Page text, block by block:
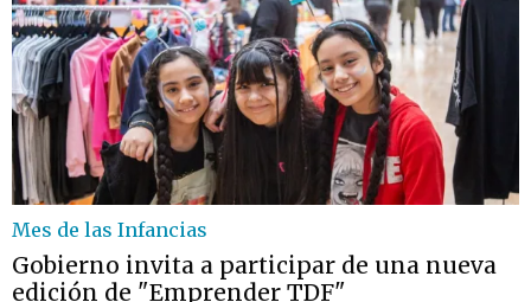
Mes de las Infancias
Gobierno invita a participar de una nueva
edición de "Emprender TDF"